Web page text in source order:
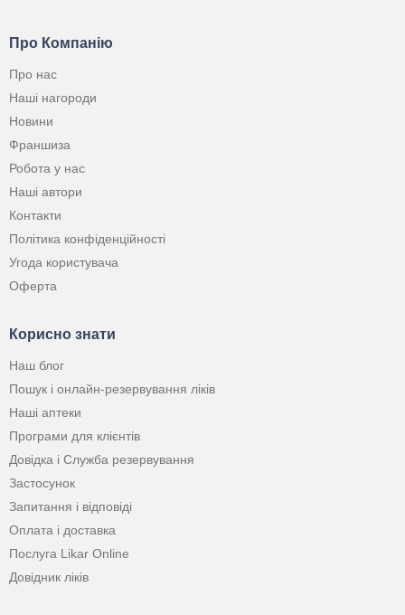
Про Компанію
Про нас
Наші нагороди
Новини
Франшиза
Робота у нас
Наші автори
Контакти
Політика конфіденційності
Угода користувача
Оферта
Корисно знати
Наш блог
Пошук і онлайн-резервування ліків
Наші аптеки
Програми для клієнтів
Довідка і Служба резервування
Застосунок
Запитання і відповіді
Оплата і доставка
Послуга Likar Online
Довідник ліків